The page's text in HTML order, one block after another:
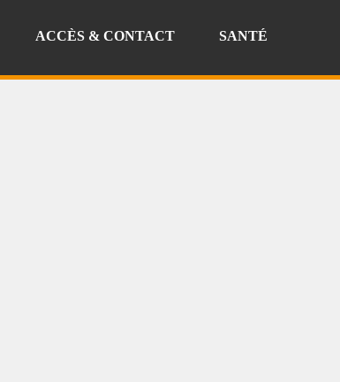
ACCÈS & CONTACT SANTÉ